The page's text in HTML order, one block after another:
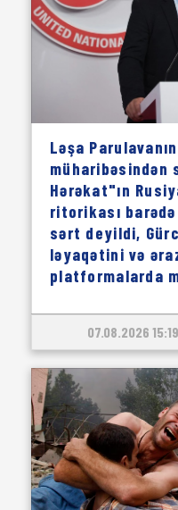
Ləşa
müharibəsindən
Hərəkat"ın
ritorikası
sərt deyildi,
ləyaqətini və
platformalarda
07.08.2026 15:19